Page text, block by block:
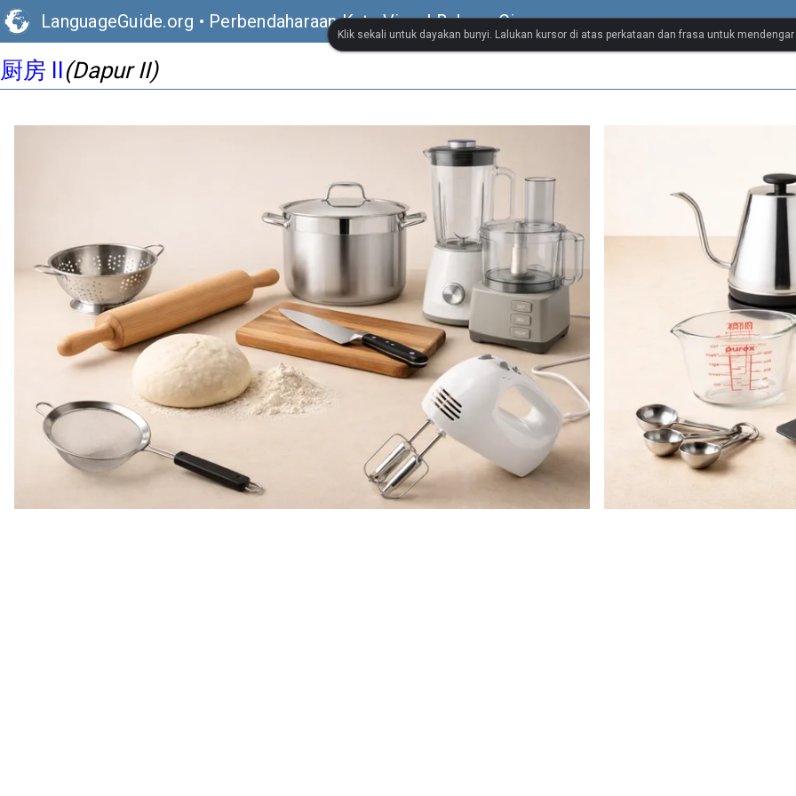
LanguageGuide.org • Perbendaharaan Kata Visual Bahasa Cina
厨房 II(Dapur II)
Klik sekali untuk dayakan bunyi. Lalukan kursor di atas perkataan dan frasa untuk